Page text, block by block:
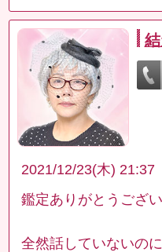
2021/12/23(木) 21:37
鑑定ありがとうござい
全然話していないのに